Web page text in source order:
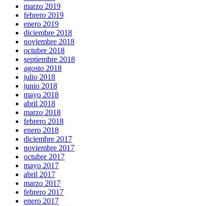
marzo 2019
febrero 2019
enero 2019
diciembre 2018
noviembre 2018
octubre 2018
septiembre 2018
agosto 2018
julio 2018
junio 2018
mayo 2018
abril 2018
marzo 2018
febrero 2018
enero 2018
diciembre 2017
noviembre 2017
octubre 2017
mayo 2017
abril 2017
marzo 2017
febrero 2017
enero 2017